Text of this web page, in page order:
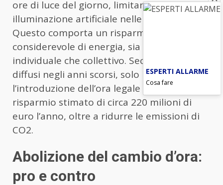
ore di luce del giorno, limitando l’uso di
illuminazione artificiale nelle ore serali.
Questo comporta un risparmio
considerevole di energia, sia a livello
individuale che collettivo. Secondo i dati
diffusi negli anni scorsi, solo in Italia
l’introduzione dell’ora legale permette un
risparmio stimato di circa 220 milioni di
euro l’anno, oltre a ridurre le emissioni di
CO2.
Abolizione del cambio d’ora:
pro e contro
ESPERTI ALLARME
Cosa fare